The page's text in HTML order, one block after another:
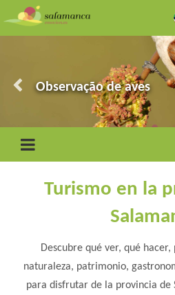
to
As Arribas
Ciudad Rodrigo e a
Observação de aves
Serra de França
O touro bravo e o
Turismo en la
Descubre qué ver, qué hacer,
naturaleza, patrimonio,
para disfrutar de la provincia de